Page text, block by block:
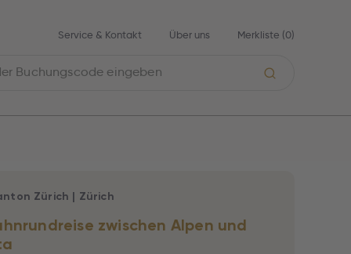
Service & Kontakt Über uns Merkliste (0)
zwischen Alpen und
Zürich | Zürich